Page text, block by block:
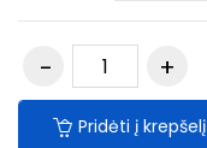
Pridėti į krepšelį